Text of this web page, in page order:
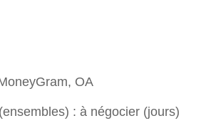
OA
: à négocier (jours)